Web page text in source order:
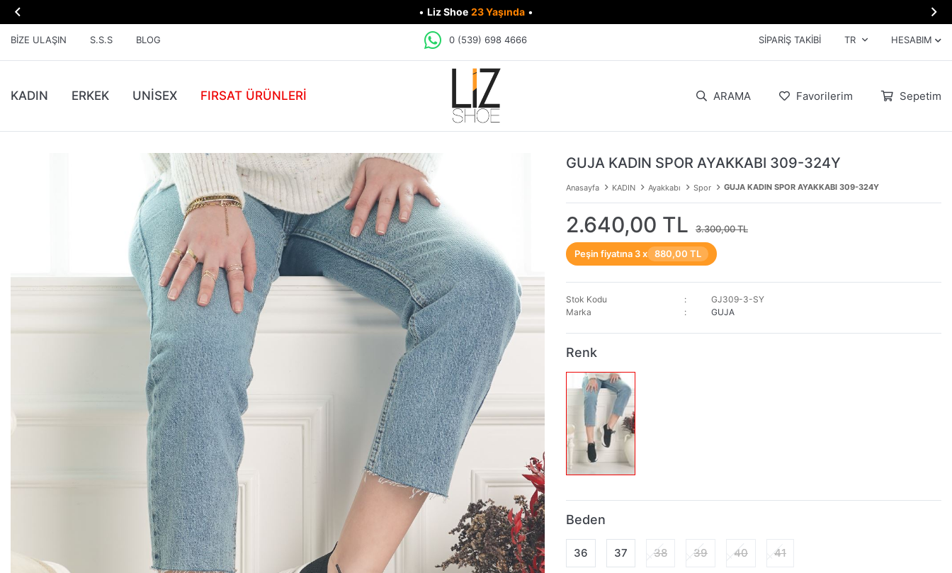
 • Liz Shoe 23 Yaşında • 
BIZE ULAŞIN S.S.S BLOG 0 (539) 698 4666 SIPARIŞ TAKIBI TR HESABIM
KADIN ERKEK UNİSEX FIRSAT ÜRÜNLERI ARAMA Favorilerim Sepetim
GUJA KADIN SPOR AYAKKABI 309-324Y
Anasayfa KADIN Ayakkabı Spor GUJA KADIN SPOR AYAKKABI 309-324Y
2.640,00 TL 3.300,00 TL
Peşin fiyatına 3 x 880,00 TL
Stok Kodu
GJ309-3-SY
Marka
GUJA
Renk
Beden
36 37 38 39 40 41